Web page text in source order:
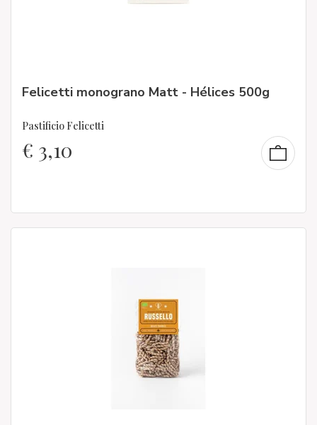
Felicetti monograno Matt - Hélices 500g
Pastificio Felicetti
€ 3,10